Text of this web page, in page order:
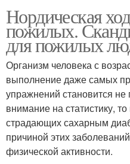
Нордическая
пожилых.
для пожилых
Организм человека с
выполнение даже самых
упражнений становится не
внимание на статистику,
страдающих сахарным
причиной этих
физической активности.